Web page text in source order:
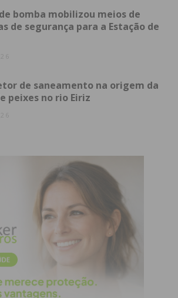
concordo com ostermos e
condições
bomba mobilizou meios de
de segurança para a Estação de
de saneamento na origem da
peixes no rio Eiriz